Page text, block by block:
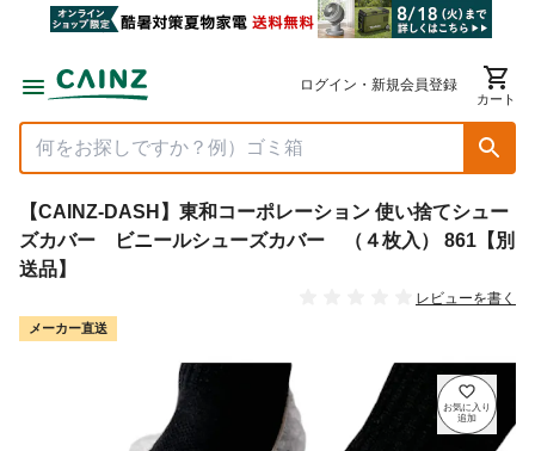
ログイン・新規会員登録
カート
【CAINZ-DASH】東和コーポレーション 使い捨てシュー
ズカバー ビニールシューズカバー （４枚入） 861【別
送品】
レビューを書く
メーカー直送